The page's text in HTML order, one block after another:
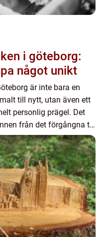
i göteborg:
något unikt
är inte bara en
till nytt, utan även ett
personlig prägel. Det
från det förgångna till
p...